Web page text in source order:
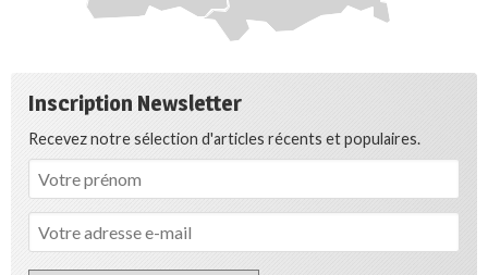
Inscription Newsletter
Recevez notre sélection d'articles récents et populaires.